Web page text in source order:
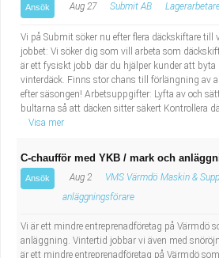
Ansök Aug 27 Submit AB
Vi på Submit söker nu efter flera däckskiftare till
jobbet: Vi söker dig som vill arbeta som
är ett fysiskt jobb där du hjälper kunder att byta
vinterdäck. Finns stor chans till förlängning av
efter säsongen! Arbetsuppgifter: Lyfta av och
bultarna så att däcken sitter säkert Kontrollera
Visa mer
C-chaufför med YKB / mark och
Ansök Aug 2 VMS Värmdö Maskin &
anläggningsförare
Vi är ett mindre entreprenadföretag på Värmdö
anläggning. Vintertid jobbar vi även med
är ett mindre entreprenadföretag på Värmdö